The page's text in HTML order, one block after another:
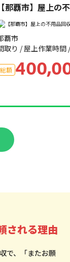
【那覇市】屋上の
覇市
取り / 屋上作業時間
総額
される理由
で、「またお願